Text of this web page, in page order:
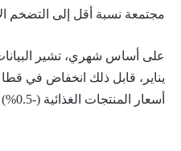
مجتمعة نسبة أقل إلى التضخم
أسعار المنتجات الغذائية (-0.5%) والأدوية (-6.1%). في الوقت نفسه، انخفضت أسعار الكهرباء والغاز بنسبة 1.9%.